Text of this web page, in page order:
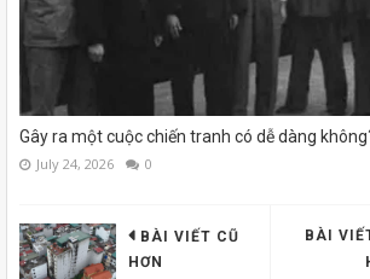
Gây ra một cuộc chiến tranh có dễ dàng
July 24, 2026 0
BÀI
BÀI VIẾT CŨ
HƠN